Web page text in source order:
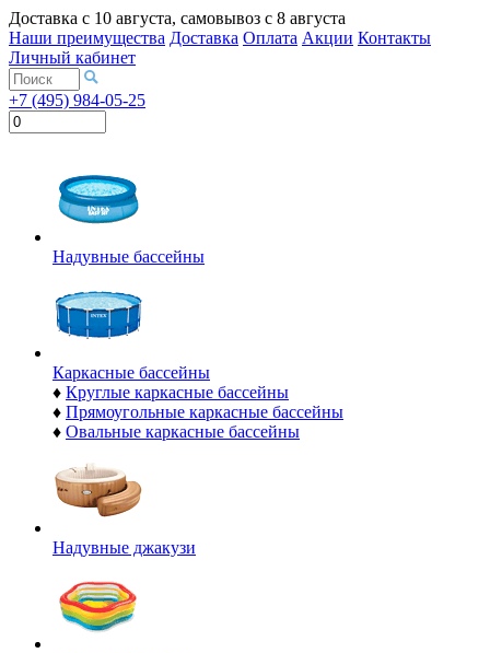
Доставка с 10 августа, самовывоз с 8 августа
Наши преимущества Доставка Оплата Акции Контакты
Личный кабинет
+7 (495) 984-05-25
Надувные бассейны
Каркасные бассейны
♦ Круглые каркасные бассейны
♦ Прямоугольные каркасные бассейны
♦ Овальные каркасные бассейны
Надувные джакузи